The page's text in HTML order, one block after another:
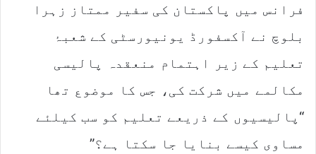
فرانس میں پاکستان کی سفیر ممتاز زہرا
بلوچ نے آکسفورڈ یونیورسٹی کے شعبۂ
تعلیم کے زیر اہتمام منعقدہ پالیسی
مکالمے میں شرکت کی، جس کا موضوع تھا
“پالیسیوں کے ذریعے تعلیم کو سب کیلئے
مساوی کیسے بنایا جا سکتا ہے؟”